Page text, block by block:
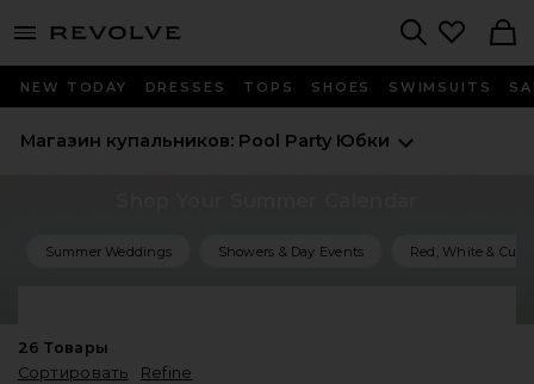
menu - shows more content
NEW TODAY DRESSES TOPS SHOES SWIMSUITS
Магазин купальников: Pool Party Юбки
Summer Weddings Showers & Day Events Red, White & Cute
26 Товары
Сортировать
Refine